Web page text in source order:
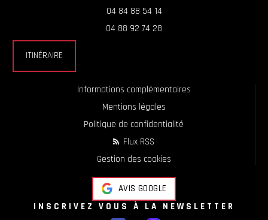
04 84 88 54 14
04 88 92 74 28
ITINÉRAIRE
Informations complémentaires
Mentions légales
Politique de confidentialité
Flux RSS
Gestion des cookies
AVIS GOOGLE
INSCRIVEZ VOUS À LA NEWSLETTER